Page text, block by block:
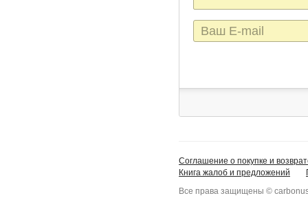
E-
mail
Соглашение о покупке и
Книга жалоб и предложений
Все права защищены ©